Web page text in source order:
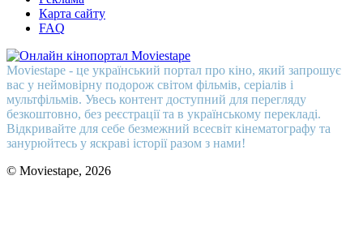
Карта сайту
FAQ
Moviestape - це український портал про кіно, який запрошує
вас у неймовірну подорож світом фільмів, серіалів і
мультфільмів. Увесь контент доступний для перегляду
безкоштовно, без реєстрації та в українському перекладі.
Відкривайте для себе безмежний всесвіт кінематографу та
занурюйтесь у яскраві історії разом з нами!
© Moviestape, 2026